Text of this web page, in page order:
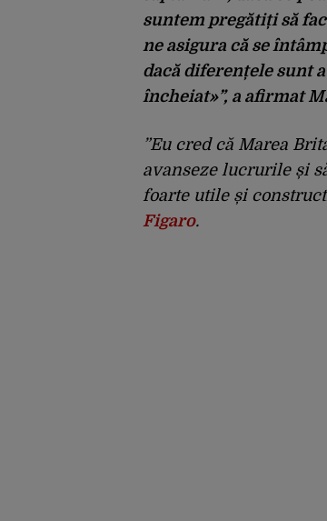
suntem pregătiți să
ne asigura că se
dacă diferențele sunt
încheiat»”, a afirmat
”Eu cred că Marea
avanseze lucrurile și
foarte utile și
Figaro.